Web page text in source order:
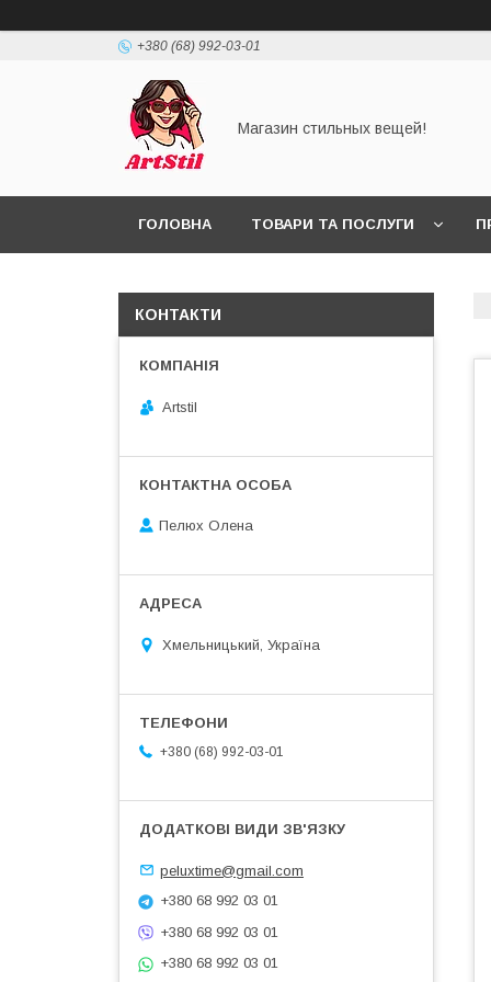
+380 (68) 992-03-01
Магазин стильных вещей!
ГОЛОВНА ТОВАРИ ТА ПОСЛУГИ
КОНТАКТИ
Artstil
Пелюх Олена
Хмельницький, Україна
+380 (68) 992-03-01
peluxtime@gmail.com
+380 68 992 03 01
+380 68 992 03 01
+380 68 992 03 01